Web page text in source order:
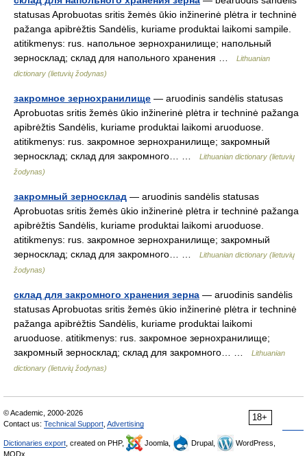
statusas Aprobuotas sritis žemės ūkio inžinerinė plėtra ir techninė
pažanga apibrėžtis Sandėlis, kuriame produktai laikomi sampile.
atitikmenys: rus. напольное зернохранилище; напольный
зерносклад; склад для напольного хранения …
Lithuanian
dictionary (lietuvių žodynas)
закромное зернохранилище — aruodinis sandėlis statusas
Aprobuotas sritis žemės ūkio inžinerinė plėtra ir techninė pažanga
apibrėžtis Sandėlis, kuriame produktai laikomi aruoduose.
atitikmenys: rus. закромное зернохранилище; закромный
зерносклад; склад для закромного… …
Lithuanian dictionary (lietuvių
žodynas)
закромный зерносклад — aruodinis sandėlis statusas
Aprobuotas sritis žemės ūkio inžinerinė plėtra ir techninė pažanga
apibrėžtis Sandėlis, kuriame produktai laikomi aruoduose.
atitikmenys: rus. закромное зернохранилище; закромный
зерносклад; склад для закромного… …
Lithuanian dictionary (lietuvių
žodynas)
склад для закромного хранения зерна — aruodinis sandėlis
statusas Aprobuotas sritis žemės ūkio inžinerinė plėtra ir techninė
pažanga apibrėžtis Sandėlis, kuriame produktai laikomi
aruoduose. atitikmenys: rus. закромное зернохранилище;
закромный зерносклад; склад для закромного… …
Lithuanian
dictionary (lietuvių žodynas)
18+
© Academic, 2000-2026
Contact us: Technical Support Advertising
Dictionaries export , created on PHP, Joomla, Drupal,
WordPress,
MODx.